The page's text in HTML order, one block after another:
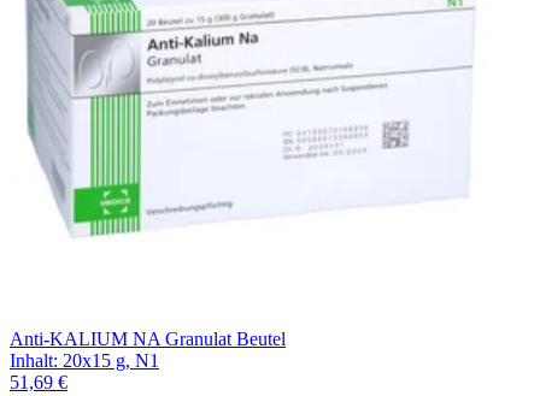
Anti-KALIUM NA Granulat Beutel
Inhalt: 20x15 g, N1
51,69 €